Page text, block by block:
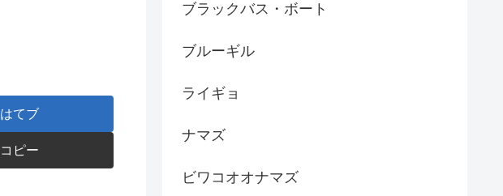
はてブ
コピー
ブラックバス・ボート
ブルーギル
ライギョ
ナマズ
ビワコオオナマズ